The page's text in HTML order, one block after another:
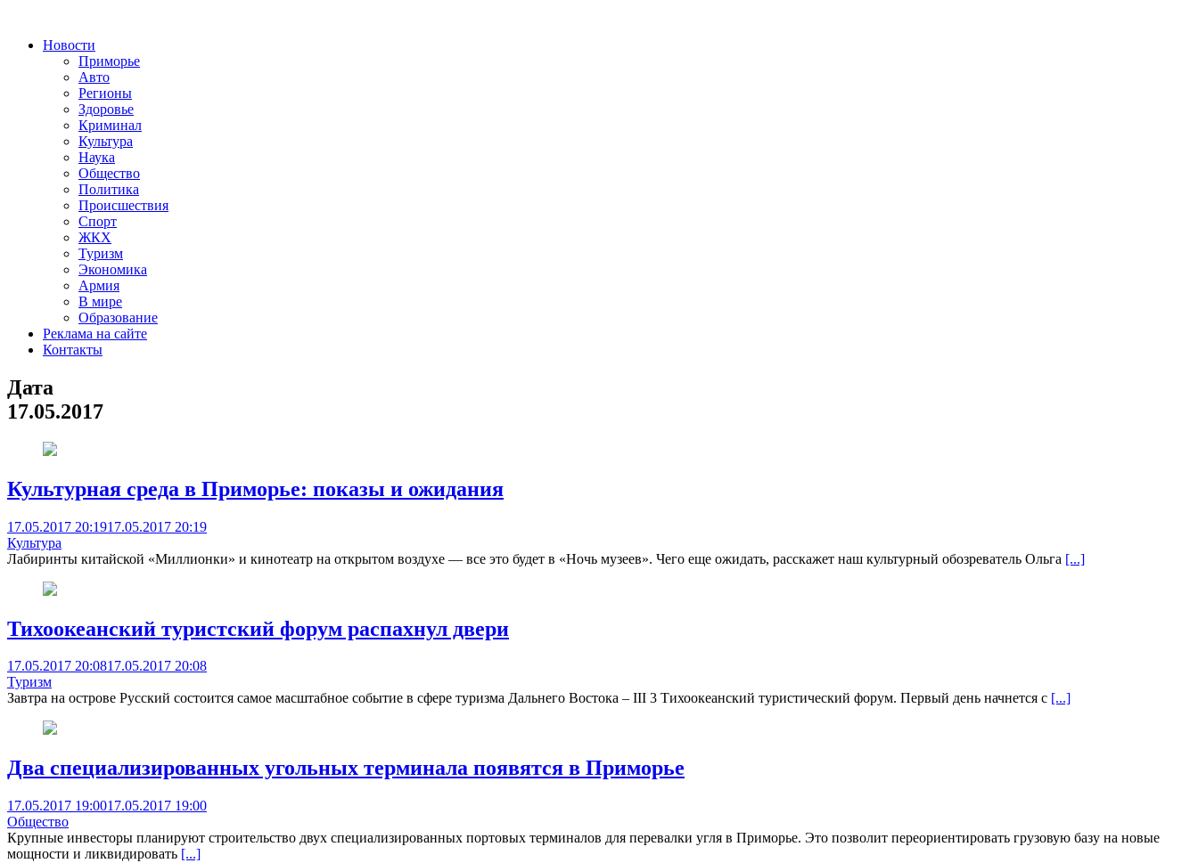
Новости
Приморье
Авто
Регионы
Здоровье
Криминал
Культура
Наука
Общество
Политика
Происшествия
Спорт
ЖКХ
Туризм
Экономика
Армия
В мире
Образование
Реклама на сайте
Контакты
Дата
17.05.2017
Культурная среда в Приморье: показы и ожидания
17.05.2017 20:1917.05.2017 20:19
Культура
Лабиринты китайской «Миллионки» и кинотеатр на открытом воздухе — все это будет в «Ночь музеев». Чего еще ожидать, расскажет наш культурный обозреватель Ольга [...]
Тихоокеанский туристский форум распахнул двери
17.05.2017 20:0817.05.2017 20:08
Туризм
Завтра на острове Русский состоится самое масштабное событие в сфере туризма Дальнего Востока – III 3 Тихоокеанский туристический форум. Первый день начнется с [...]
Два специализированных угольных терминала появятся в Приморье
17.05.2017 19:0017.05.2017 19:00
Общество
Крупные инвесторы планируют строительство двух специализированных портовых терминалов для перевалки угля в Приморье. Это позволит переориентировать грузовую базу на новые
мощности и ликвидировать [...]